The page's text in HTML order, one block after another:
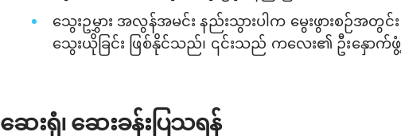
သွေးဥမွှား အလွန်အမင်း နည်းသွားပါက မွေးဖွားစဉ်အတွင်း
သွေးယိုခြင်း ဖြစ်နိုင်သည်၊ ၎င်းသည် ကလေး၏ ဦးနှော
ဆေးရုံ၊ ဆေးခန်းပြသရန်